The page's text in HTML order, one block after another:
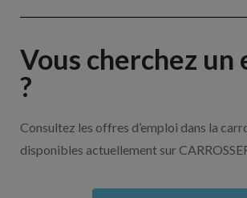
Vous cherchez un
?
Consultez les offres d’emploi dans la
disponibles actuellement sur